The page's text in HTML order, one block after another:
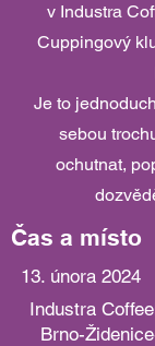
v Industra
Cuppingový
Je to
sebou
ochutnat,
Čas a místo
13. února 2024
Industra
Brno-